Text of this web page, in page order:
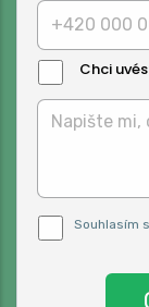
Chci
Zprávy:
Pro odeslání
podmínky.
Souhlasím